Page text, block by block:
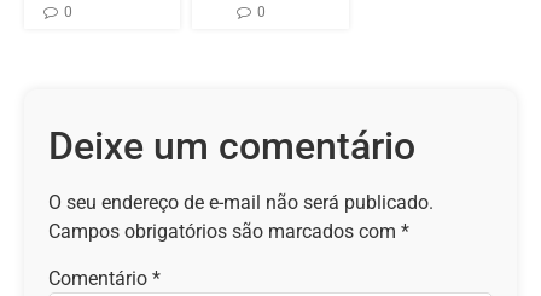
0
0
Deixe um comentário
O seu endereço de e-mail não será publicado.
Campos obrigatórios são marcados com *
Comentário *